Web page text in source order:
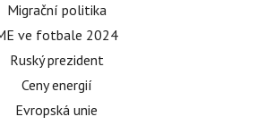
Migrační politika
ve fotbale 2024
Ruský prezident
Ceny energií
Evropská unie